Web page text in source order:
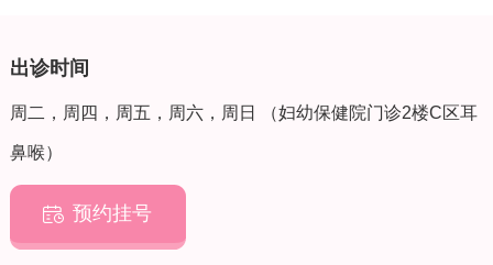
出诊时间
周二，周四，周五，周六，周日 （妇幼保健院门诊2楼C区耳
鼻喉）
 预约挂号